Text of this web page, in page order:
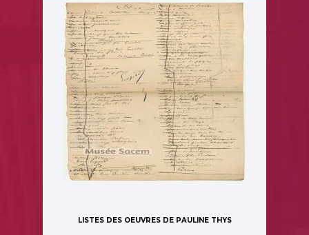
LISTES DES OEUVRES DE PAULINE THYS